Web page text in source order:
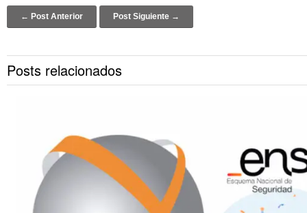
Post navigation
← Post Anterior Post Siguiente →
Posts relacionados